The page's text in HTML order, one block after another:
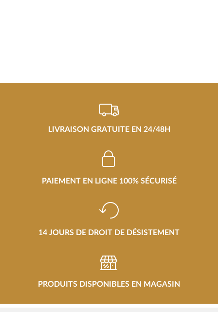
LIVRAISON GRATUITE EN 24/48H
PAIEMENT EN LIGNE 100% SÉCURISÉ
14 JOURS DE DROIT DE DÉSISTEMENT
PRODUITS DISPONIBLES EN MAGASIN